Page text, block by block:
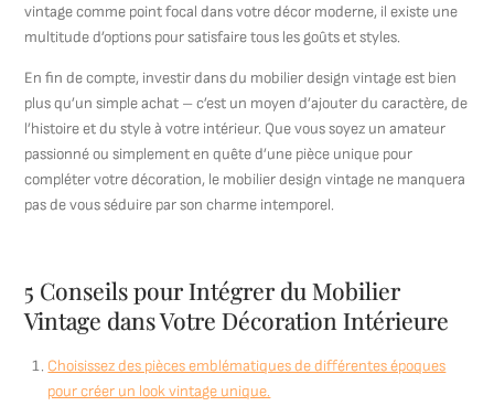
vintage comme point focal dans votre décor moderne, il existe une
multitude d’options pour satisfaire tous les goûts et styles.
En fin de compte, investir dans du mobilier design vintage est bien
plus qu’un simple achat – c’est un moyen d’ajouter du caractère, de
l’histoire et du style à votre intérieur. Que vous soyez un amateur
passionné ou simplement en quête d’une pièce unique pour
compléter votre décoration, le mobilier design vintage ne manquera
pas de vous séduire par son charme intemporel.
5 Conseils pour Intégrer du Mobilier
Vintage dans Votre Décoration Intérieure
Choisissez des pièces emblématiques de différentes époques
pour créer un look vintage unique.